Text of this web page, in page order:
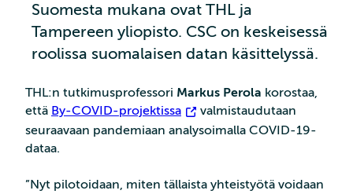
Suomesta mukana ovat THL ja
Tampereen yliopisto. CSC on keskeisessä
roolissa suomalaisen datan käsittelyssä.
THL:n tutkimusprofessori Markus Perola korostaa,
että By-COVID-projektissa
valmistaudutaan
seuraavaan pandemiaan analysoimalla COVID-19-
dataa.
”Nyt pilotoidaan, miten tällaista yhteistyötä voidaan